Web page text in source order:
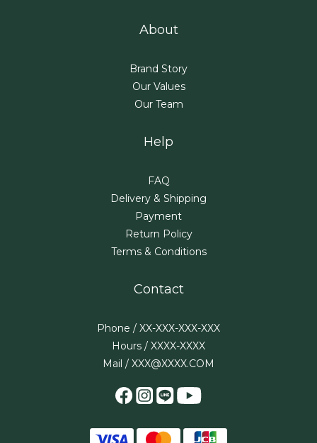
About
Brand Story
Our Values
Our Team
Help
FAQ
Delivery & Shipping
Payment
Return Policy
Terms & Conditions
Contact
Phone / XX-XXX-XXX-XXX
Hours / XXXX-XXXX
Mail / XXX@XXXX.COM